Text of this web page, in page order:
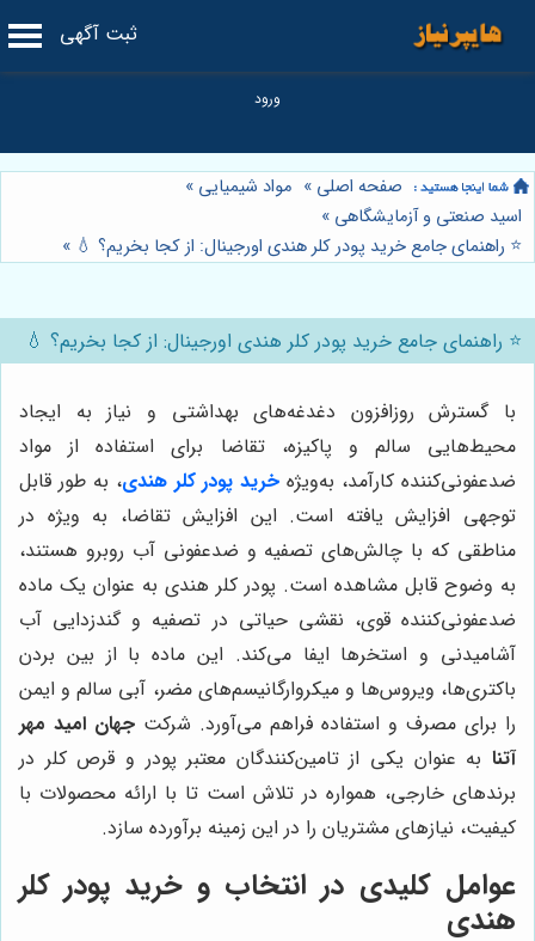
ثبت آگهی
صفحه اصلی » مواد شیمیایی »
اسید صنعتی و آزمایشگاهی »
⭐️ راهنمای جامع خرید پودر کلر هندی اورجینال: از کجا بخریم؟ 💧 »
⭐️ راهنمای جامع خرید پودر کلر هندی اورجینال: از کجا بخریم؟ 💧
با گسترش روزافزون دغدغه‌های بهداشتی و نیاز به ایجاد
محیط‌هایی سالم و پاکیزه، تقاضا برای استفاده از مواد
ضدعفونی‌کننده کارآمد، به‌ویژه خرید پودر کلر هندی، به طور قابل
توجهی افزایش یافته است. این افزایش تقاضا، به ویژه در
مناطقی که با چالش‌های تصفیه و ضدعفونی آب روبرو هستند،
به وضوح قابل مشاهده است. پودر کلر هندی به عنوان یک ماده
ضدعفونی‌کننده قوی، نقشی حیاتی در تصفیه و گندزدایی آب
آشامیدنی و استخرها ایفا می‌کند. این ماده با از بین بردن
باکتری‌ها، ویروس‌ها و میکروارگانیسم‌های مضر، آبی سالم و ایمن
را برای مصرف و استفاده فراهم می‌آورد. شرکت جهان امید مهر
آتنا به عنوان یکی از تامین‌کنندگان معتبر پودر و قرص کلر در
برندهای خارجی، همواره در تلاش است تا با ارائه محصولات با
کیفیت، نیازهای مشتریان را در این زمینه برآورده سازد.
عوامل کلیدی در انتخاب و خرید پودر کلر
هندی